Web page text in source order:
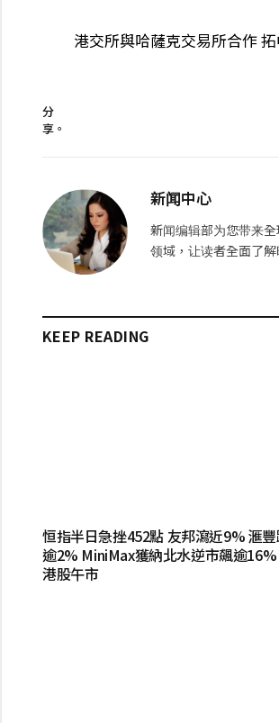
港交所與哈薩克交易所合作
分
享。
新闻中心
新闻编辑部为您带来
领域，让读者全面了解
KEEP READING
恒指半日急挫452點 友邦瀉近9% 滙
逾2% MiniMax獲納北水逆市飆逾16%
港股午市